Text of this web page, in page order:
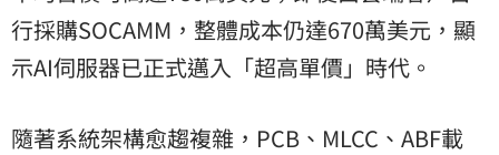
行採購SOCAMM，整體成本仍達670萬美元，顯
示AI伺服器已正式邁入「超高單價」時代。
隨著系統架構愈趨複雜，PCB、MLCC、ABF載